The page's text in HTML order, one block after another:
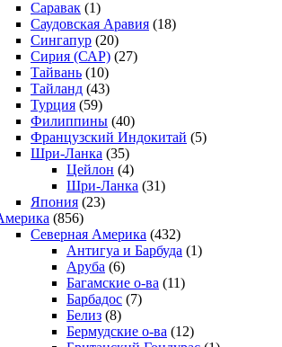
Саравак (1)
Саудовская Аравия (18)
Сингапур (20)
Сирия (САР) (27)
Тайвань (10)
Тайланд (43)
Турция (59)
Филиппины (40)
Французский Индокитай (5)
Шри-Ланка (35)
Цейлон (4)
Шри-Ланка (31)
Япония (23)
(856)
Северная Америка (432)
Антигуа и Барбуда (1)
Аруба (6)
Багамские о-ва (11)
Барбадос (7)
Белиз (8)
Бермудские о-ва (12)